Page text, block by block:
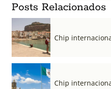
Posts Relacionados
Chip
Chip